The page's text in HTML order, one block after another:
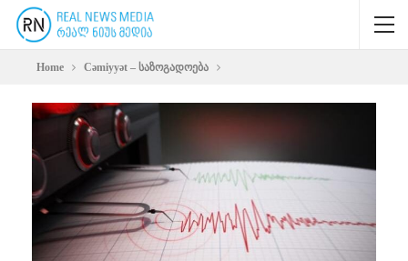
Home Cəmiyyət – საზოგადოება